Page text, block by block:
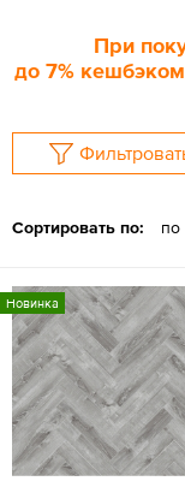
При
до 7%
Сортировать по: по
Новинка